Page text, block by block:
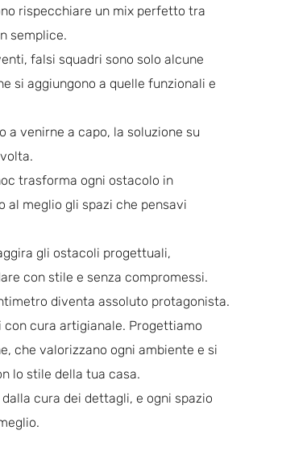
rispecchiare un mix perfetto tra
semplice.
falsi squadri sono solo alcune
si aggiungono a quelle funzionali e
a venirne a capo, la soluzione su
trasforma ogni ostacolo in
al meglio gli spazi che pensavi
gli ostacoli progettuali,
con stile e senza compromessi.
diventa assoluto protagonista.
con cura artigianale. Progettiamo
che valorizzano ogni ambiente e si
lo stile della tua casa.
cura dei dettagli, e ogni spazio